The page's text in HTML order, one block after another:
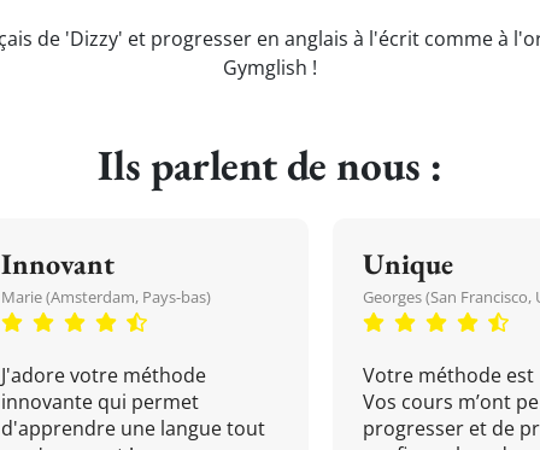
de 'Dizzy' et progresser en anglais à l'écrit comme à
Gymglish !
Ils parlent de nous :
Innovant
Marie (Amsterdam, Pays-bas)
J'adore votre méthode
innovante qui permet
d'apprendre une langue tout
Unique
Georges (San Francisco,
Votre méthode est
Vos cours m’ont
progresser et de